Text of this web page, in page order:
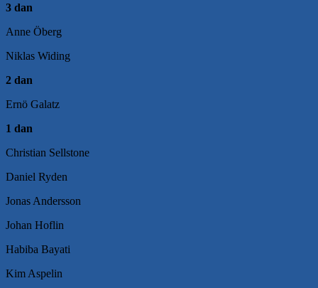
3 dan
Anne Öberg
Niklas Widing
2 dan
Ernö Galatz
1 dan
Christian Sellstone
Daniel Ryden
Jonas Andersson
Johan Hoflin
Habiba Bayati
Kim Aspelin